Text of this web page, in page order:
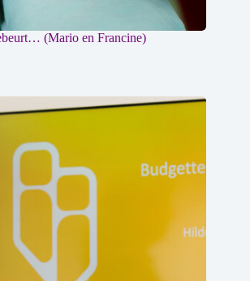
(Mario en Francine)